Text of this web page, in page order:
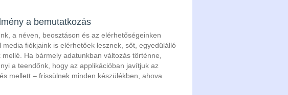
a bemutatkozás
a néven, beosztáson és az elérhetőségeinken
fiókjaink is elérhetőek lesznek, sőt, egyedülálló
Ha bármely adatunkban változás történne,
a teendőnk, hogy az applikációban javítjuk az
mellett – frissülnek minden készülékben, ahova